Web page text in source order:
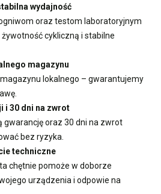
wydajność
oraz testom laboratoryjnym
cykliczną i stabilne
magazynu
lokalnego – gwarantujemy
i 30 dni na zwrot
oraz 30 dni na zwrot
bez ryzyka.
techniczne
chętnie pomoże w doborze
urządzenia i odpowie na